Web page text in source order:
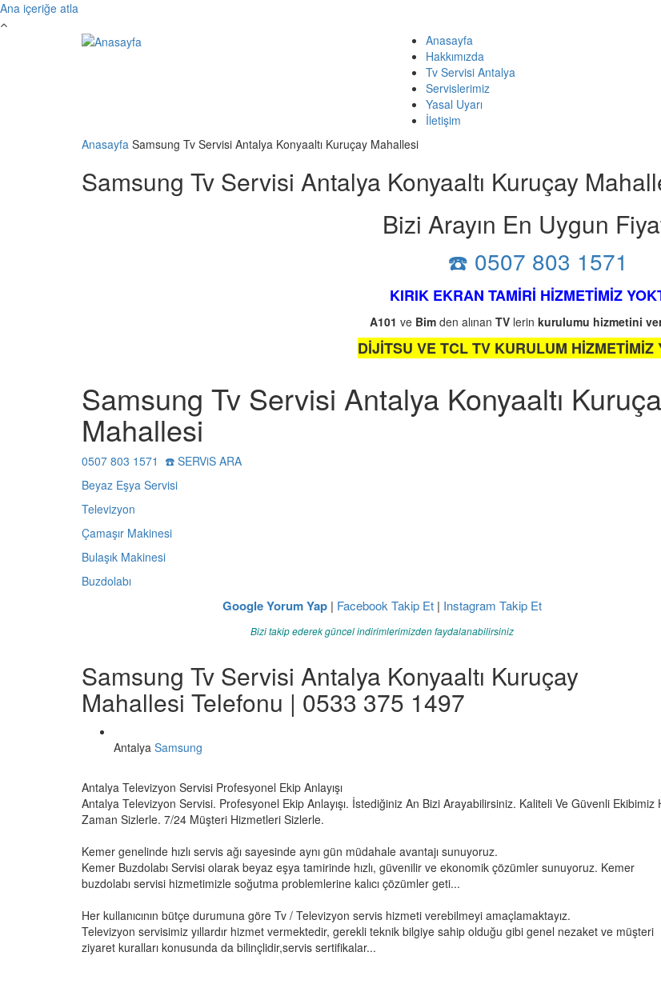
Ana içeriğe atla
Anasayfa
Hakkımızda
Tv Servisi Antalya
Servislerimiz
Yasal Uyarı
İletişim
Anasayfa Samsung Tv Servisi Antalya Konyaaltı Kuruçay Mahallesi
Samsung Tv Servisi Antalya Konyaaltı Kuruçay
Bizi Arayın En Uygun
☎️ 0507 803 1571
KIRIK EKRAN TAMİRİ HİZMETİMİZ
A101 ve Bim den alınan TV lerin kurulumu hizmetini
DİJİTSU VE TCL TV KURULUM HİZMETİMİZ
Samsung Tv Servisi Antalya Konyaaltı
Mahallesi
0507 803 1571 ☎️ SERViS ARA
Beyaz Eşya Servisi
Televizyon
Çamaşır Makinesi
Bulaşık Makinesi
Buzdolabı
Google Yorum Yap| Facebook Takip Et| Instagram Takip Et
Bizi takip ederek güncel indirimlerimizden faydalanabilirsiniz
Samsung Tv Servisi Antalya Konyaaltı Kuruçay
Mahallesi Telefonu | 0533 375 1497
Antalya Samsung
Antalya Televizyon Servisi Profesyonel Ekip Anlayışı
Antalya Televizyon Servisi. Profesyonel Ekip Anlayışı. İstediğiniz An Bizi Arayabilirsiniz. Kaliteli Ve Güvenli Ekibimiz
Zaman Sizlerle. 7/24 Müşteri Hizmetleri Sizlerle.
Kemer genelinde hızlı servis ağı sayesinde aynı gün müdahale avantajı sunuyoruz.
Kemer Buzdolabı Servisi olarak beyaz eşya tamirinde hızlı, güvenilir ve ekonomik çözümler sunuyoruz. Kemer
buzdolabı servisi hizmetimizle soğutma problemlerine kalıcı çözümler geti...
Her kullanıcının bütçe durumuna göre Tv / Televizyon servis hizmeti verebilmeyi amaçlamaktayız.
Televizyon servisimiz yıllardır hizmet vermektedir, gerekli teknik bilgiye sahip olduğu gibi genel nezaket ve müşteri
ziyaret kuralları konusunda da bilinçlidir,servis sertifikalar...